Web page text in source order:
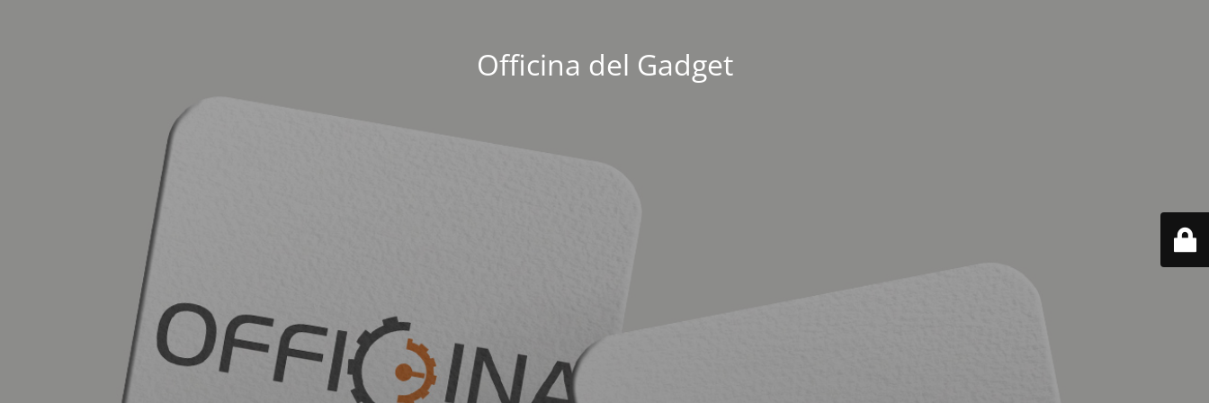
Officina del Gadget